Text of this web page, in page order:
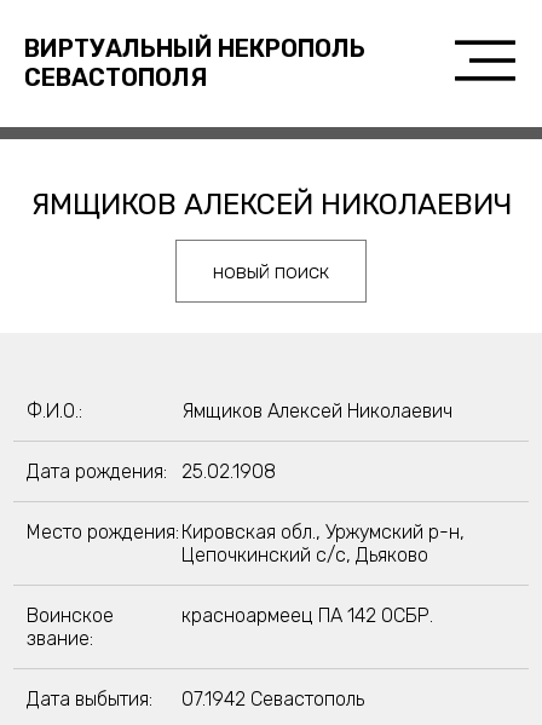
ВИРТУАЛЬНЫЙ НЕКРОПОЛЬ
СЕВАСТОПОЛЯ
ЯМЩИКОВ АЛЕКСЕЙ НИКОЛАЕВИЧ
новый поиск
Ф.И.О.: Ямщиков Алексей Николаевич
Дата рождения: 25.02.1908
Место рождения: Кировская обл., Уржумский р-н,
Цепочкинский с/с, Дьяково
Воинское
звание:
красноармеец ПА 142 ОСБР.
Дата выбытия: 07.1942 Севастополь